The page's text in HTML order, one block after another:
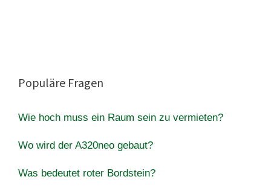
Populäre Fragen
Wie hoch muss ein Raum sein zu vermieten?
Wo wird der A320neo gebaut?
Was bedeutet roter Bordstein?